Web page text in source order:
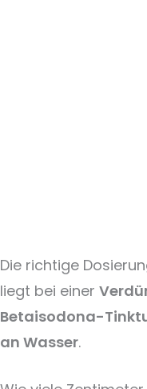
Die richtige
liegt bei einer
Betaisodona-
an Wasser.